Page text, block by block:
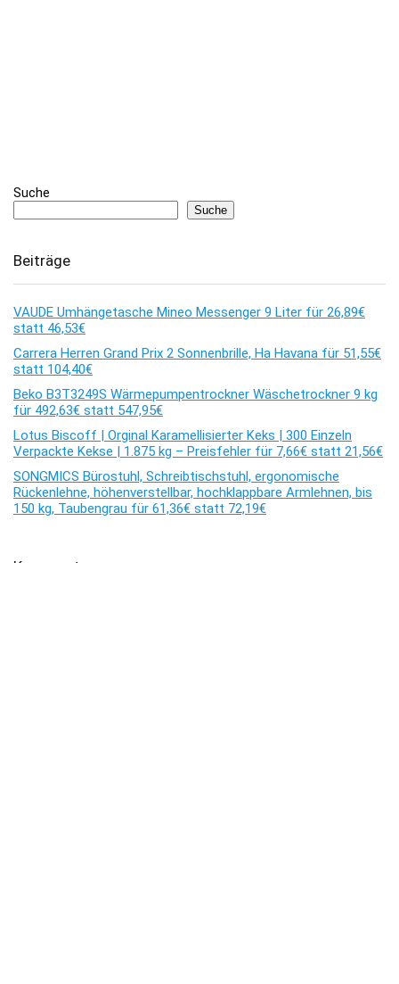
Suche
Suche
Beiträge
VAUDE Umhängetasche Mineo Messenger 9 Liter für 26,89€
statt 46,53€
Carrera Herren Grand Prix 2 Sonnenbrille, Ha Havana für 51,55€
statt 104,40€
Beko B3T3249S Wärmepumpentrockner Wäschetrockner 9 kg
für 492,63€ statt 547,95€
Lotus Biscoff | Orginal Karamellisierter Keks | 300 Einzeln
Verpackte Kekse | 1.875 kg – Preisfehler für 7,66€ statt 21,56€
SONGMICS Bürostuhl, Schreibtischstuhl, ergonomische
Rückenlehne, höhenverstellbar, hochklappbare Armlehnen, bis
150 kg, Taubengrau für 61,36€ statt 72,19€
Kommentare